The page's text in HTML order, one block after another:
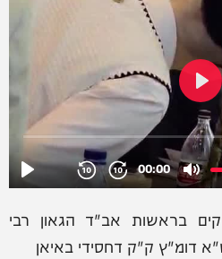
בראשות אב"ד הגאון רבי
דומ"ץ ק"ק דחסידי באיאן